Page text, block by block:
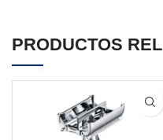
PRODUCTOS